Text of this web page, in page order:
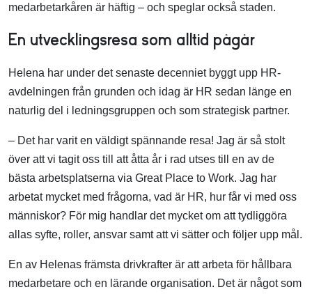
medarbetarkåren är häftig – och speglar också staden.
En utvecklingsresa som alltid pågår
Helena har under det senaste decenniet byggt upp HR-
avdelningen från grunden och idag är HR sedan länge en
naturlig del i ledningsgruppen och som strategisk partner.
– Det har varit en väldigt spännande resa! Jag är så stolt
över att vi tagit oss till att åtta år i rad utses till en av de
bästa arbetsplatserna via Great Place to Work. Jag har
arbetat mycket med frågorna, vad är HR, hur får vi med oss
människor? För mig handlar det mycket om att tydliggöra
allas syfte, roller, ansvar samt att vi sätter och följer upp mål.
En av Helenas främsta drivkrafter är att arbeta för hållbara
medarbetare och en lärande organisation. Det är något som